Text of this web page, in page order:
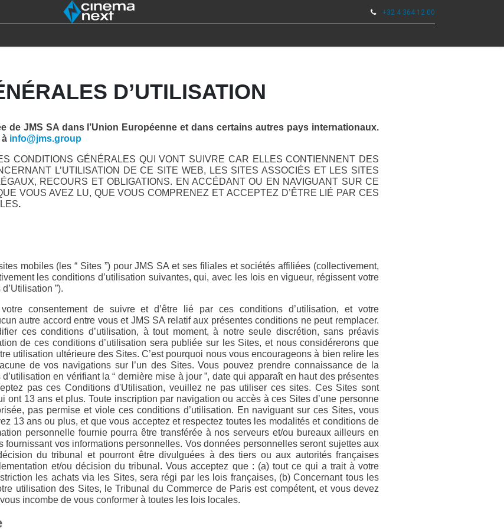
+32 4 364 12 00
D’UTILISATION
de JMS SA dans l’Union Européenne et dans certains autres pays internationaux.
info@jms.group
CONDITIONS GÉNÉRALES QUI VONT SUIVRE CAR ELLES CONTIENNENT DES
L’UTILISATION DE CE SITE WEB, LES SITES ASSOCIÉS ET LES SITES
RECOURS ET OBLIGATIONS. EN ACCÉDANT OU EN NAVIGUANT SUR CE
VOUS AVEZ LU, QUE VOUS COMPRENEZ ET ACCEPTEZ D’ÊTRE LIÉ PAR CES
.
mobiles (les “ Sites ”) pour JMS SA et ses filiales et sociétés affiliées (collectivement,
les conditions d’utilisation suivantes, qui, avec les lois en vigueur, régissent votre
”).
consentement de suivre et d’être lié par ces conditions d’utilisation, et votre
autre accord entre vous et JMS SA relatif aux présentes conditions ne peut remplacer.
ces conditions d’utilisation, à tout moment, à notre seule discrétion, sans préavis
de ces conditions d’utilisation sera publiée sur les Sites, et nous considérerons que
utilisation ultérieure des Sites. C’est pourquoi nous vous encourageons à bien relire les
de vos navigations sur l’un des Sites. Vous pouvez prendre connaissance de la
en vérifiant la “ dernière mise à jour ”, date qui apparaît en haut des présentes
pas ces Conditions d'Utilisation, veuillez ne pas utiliser ces sites. Ces Sites sont
ont 13 ans et plus. Toute inscription par navigation ou accès à ces Sites d’une personne
pas permise et viole ces conditions d’utilisation. En naviguant sur ces Sites, vous
13 ans ou plus, et que vous acceptez et respectez toutes les modalités et conditions de
personnelle fournie pourra être transférée à nos serveurs et/ou bureaux ailleurs en
fournissant vos informations personnelles. Vos données personnelles seront sujettes aux
du tribunal et pourront être divulguées à des tiers ou aux autorités françaises
et/ou décision du tribunal. Vous acceptez que : (a) tout ce qui a trait à votre
les achats via les Sites, sera régi par les lois françaises, (b) Concernant tous les
utilisation des Sites, le Tribunal du Commerce de Paris est compétent, et vous devez
incombe de vous conformer à toutes les lois locales.